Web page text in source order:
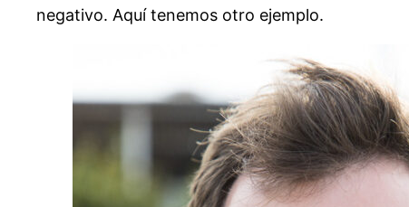
negativo. Aquí tenemos otro ejemplo.